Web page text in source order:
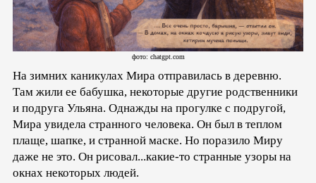
фото: chatgpt.com
На зимних каникулах Мира отправилась в деревню.
Там жили ее бабушка, некоторые другие родственники
и подруга Ульяна. Однажды на прогулке с подругой,
Мира увидела странного человека. Он был в теплом
плаще, шапке, и странной маске. Но поразило Миру
даже не это. Он рисовал...какие-то странные узоры на
окнах некоторых людей.